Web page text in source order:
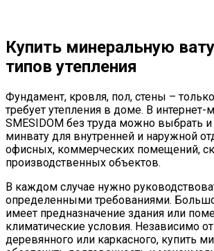
Купить минеральную
типов утепления
Фундамент, кровля, пол, стены – только
требует утепления в доме. В интернет-
SMESIDOM без труда можно выбрать
минвату для внутренней и наружной
офисных, коммерческих помещений,
производственных объектов.
В каждом случае нужно
определенными требованиями.
имеет предназначение здания или
климатические условия. Независимо
деревянного или каркасного, купить